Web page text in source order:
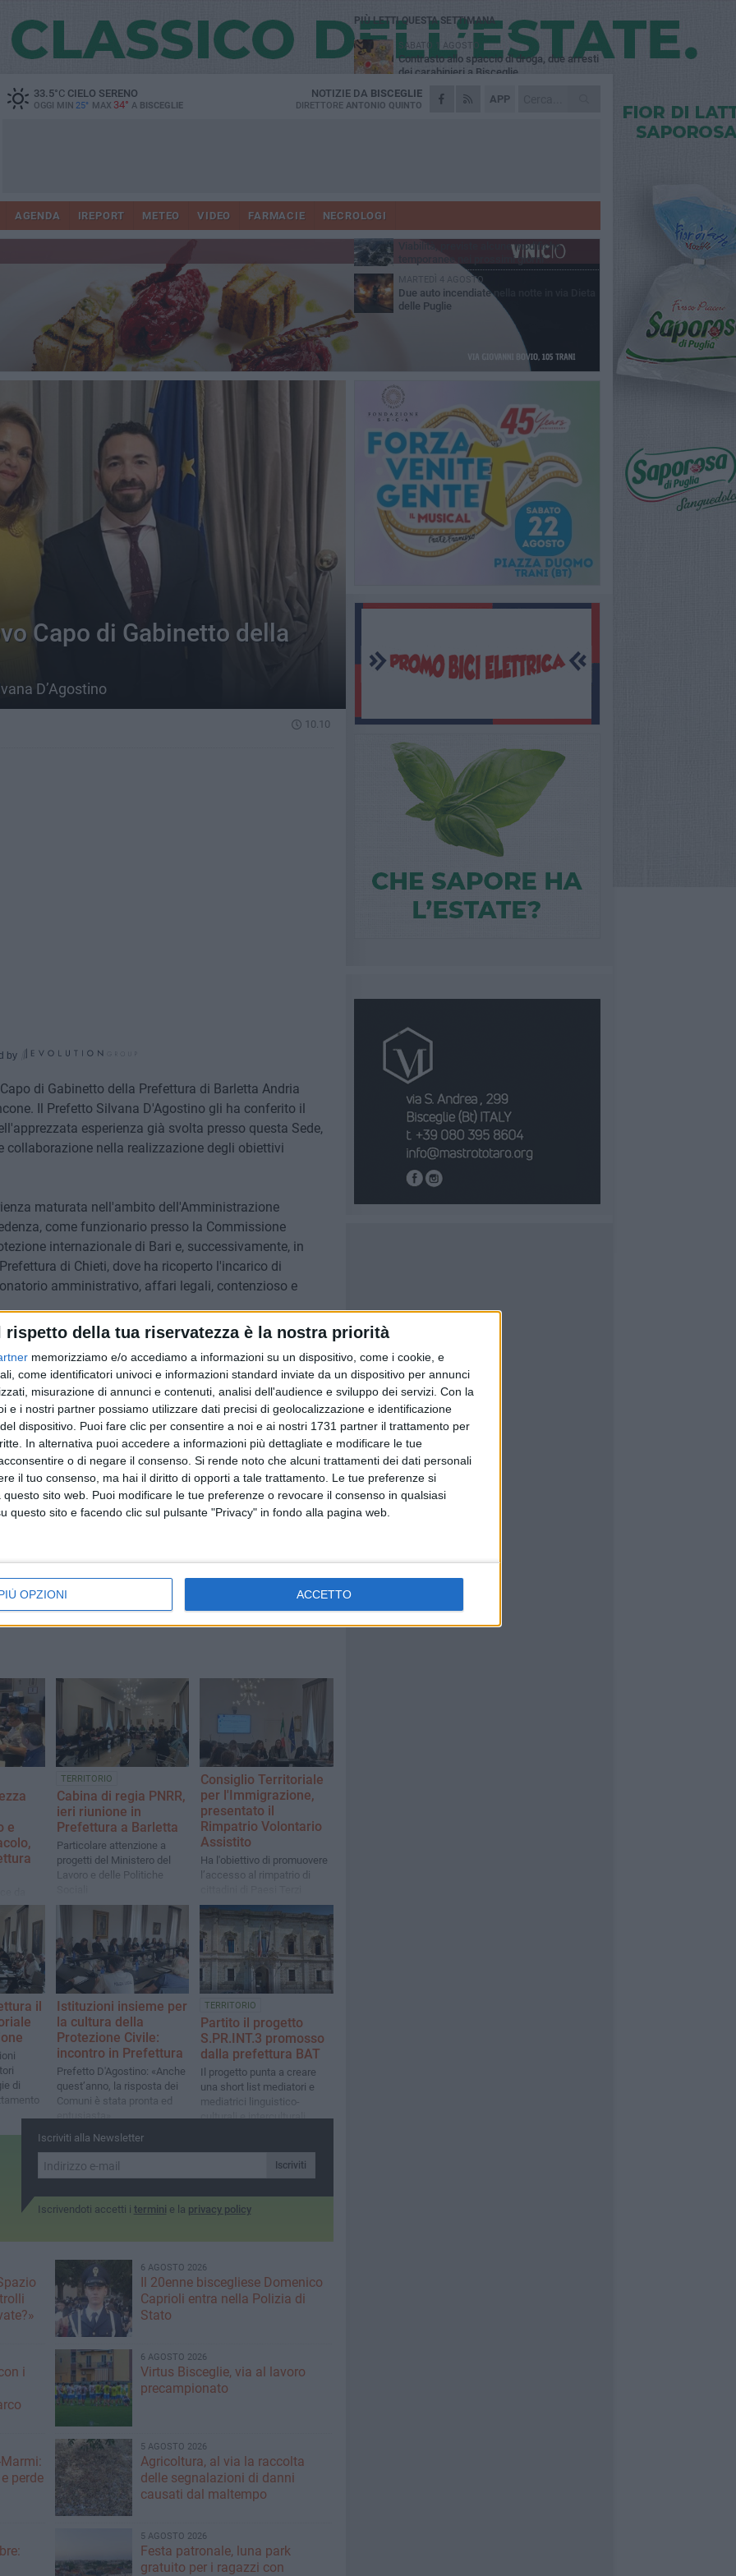
rispetto della tua riservatezza è la nostra priorità
memorizziamo e/o accediamo a informazioni su un dispositivo, come i cookie, e
come identificatori univoci e informazioni standard inviate da un dispositivo per annunci
misurazione di annunci e contenuti, analisi dell'audience e sviluppo dei servizi. Con la
e i nostri partner possiamo utilizzare dati precisi di geolocalizzazione e identificazione
dispositivo. Puoi fare clic per consentire a noi e ai nostri 1731 partner il trattamento per
In alternativa puoi accedere a informazioni più dettagliate e modificare le tue
o di negare il consenso. Si rende noto che alcuni trattamenti dei dati personali
il tuo consenso, ma hai il diritto di opporti a tale trattamento. Le tue preferenze si
sito web. Puoi modificare le tue preferenze o revocare il consenso in qualsiasi
questo sito e facendo clic sul pulsante "Privacy" in fondo alla pagina web.
OPZIONI ACCETTO
33.5°CCIELO SERENO
OGGI MIN 25° MAX 34° A BISCEGLIE
APP
NOTIZIE DA BISCEGLIE
DIRETTORE ANTONIO QUINTO
AGENDA IREPORT METEO VIDEO FARMACIE NECROLOGI
Capo di Gabinetto della
D’Agostino
10.10
by
di Gabinetto della Prefettura di Barletta Andria
Il Prefetto Silvana D'Agostino gli ha conferito il
esperienza già svolta presso questa Sede,
nella realizzazione degli obiettivi
maturata nell'ambito dell'Amministrazione
come funzionario presso la Commissione
internazionale di Bari e, successivamente, in
di Chieti, dove ha ricoperto l'incarico di
amministrativo, affari legali, contenzioso e
coesa e affiatata, fondata su sincera stima reciproca,
di operare con dedizione al servizio dell'interesse
D'Agostino ha rivolto al Piancone i più sentiti
e apprezzamento per la professionalità e le
di Barletta-Andria-Trani.
6 AGOSTO 2026
Preziosa: «I mercati sono
e
TERRITORIO
Cabina di regia PNRR,
ieri riunione in
Prefettura a Barletta
Particolare attenzione a
progetti del Ministero del
Lavoro e delle Politiche
Consiglio Territoriale
per l'Immigrazione,
presentato il
Rimpatrio Volontario
Assistito
Ha l'obiettivo di promuovere
l’accesso al rimpatrio di
presenti in Italia, inclusi
quelli vulnerabili
il
di
Istituzioni insieme per
la cultura della
Protezione Civile:
incontro in Prefettura
Prefetto D'Agostino: «Anche
quest’anno, la risposta dei
Comuni è stata pronta ed
entusiasta»
TERRITORIO
Partito il progetto
S.PR.INT.3 promosso
dalla prefettura BAT
Il progetto punta a creare
una short list mediatori e
mediatrici linguistico-
culturali e interculturali
Iscriviti alla Newsletter
Iscriviti
Iscrivendoti accetti i termini e la privacy policy
6 AGOSTO 2026
Il 20enne biscegliese Domenico
Caprioli entra nella Polizia di
Stato
i
6 AGOSTO 2026
Virtus Bisceglie, via al lavoro
precampionato
perde
5 AGOSTO 2026
Agricoltura, al via la raccolta
delle segnalazioni di danni
causati dal maltempo
5 AGOSTO 2026
Festa patronale, luna park
gratuito per i ragazzi con
PIÙ LETTI QUESTA SETTIMANA
SABATO 1 AGOSTO
Contrasto allo spaccio di droga, due arresti
dei carabinieri a Bisceglie
VENERDÌ 31 LUGLIO
Torna l'appuntamento con la Pastasciutta
Dramma alla spiaggia Bi-Marmi: un
VENERDÌ 31 LUGLIO
Viabilità, previste alcune modifiche
temporanee nei prossimi giorni
MARTEDÌ 4 AGOSTO
Due auto incendiate nella notte in via Dieta
delle Puglie